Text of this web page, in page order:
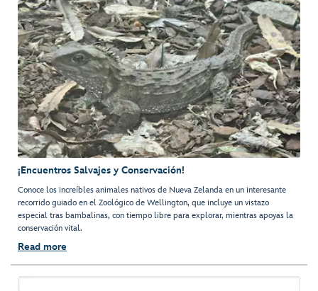
¡Encuentros Salvajes y Conservación!
Conoce los increíbles animales nativos de Nueva Zelanda en un interesante
recorrido guiado en el Zoológico de Wellington, que incluye un vistazo
especial tras bambalinas, con tiempo libre para explorar, mientras apoyas la
conservación vital.
Read more